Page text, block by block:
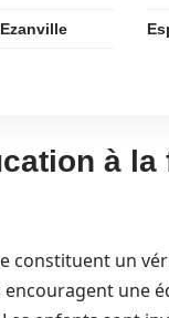
à
constituent un
une